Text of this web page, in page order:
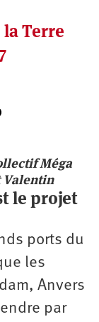
Terre
Méga
Valentin
le projet
ports du
les
Anvers
par